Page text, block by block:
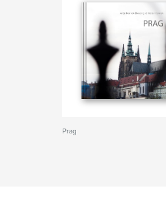
Prag